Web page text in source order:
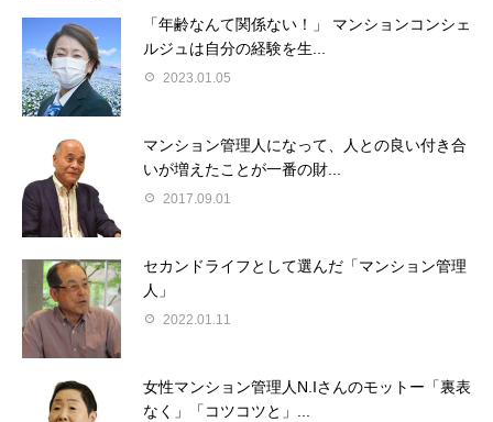
「年齢なんて関係ない！」 マンションコンシェ
ルジュは自分の経験を生...
2023.01.05
マンション管理人になって、人との良い付き合
いが増えたことが一番の財...
2017.09.01
セカンドライフとして選んだ「マンション管理
人」
2022.01.11
女性マンション管理人N.Iさんのモットー「裏表
なく」「コツコツと」...